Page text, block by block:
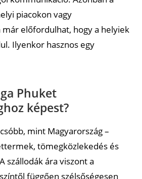
piacokon vagy
előfordulhat, hogy a helyiek
Ilyenkor hasznos egy
Phuket
képest?
mint Magyarország –
tömegközlekedés és
szállodák ára viszont a
függően szélsőségesen